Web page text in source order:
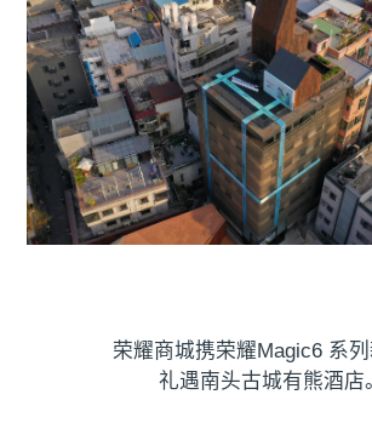
荣耀商城携荣耀Magic6 系列
礼遇南头古城有熊酒店。